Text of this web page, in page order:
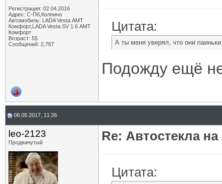
Регистрация: 02.04.2016
Адрес: С-Пб,Колпино
Автомобиль: LADA Vesta АМТ
Комфорт,LADA Vesta SV 1.6 АМТ
Комфорт
Возраст: 55
Сообщений: 2,787
Цитата:
А ты меня уверял, что они
Подожду ещё
08.05.2017, 11:26
leo-2123
Продвинутый Re: Автостекла
Цитата: